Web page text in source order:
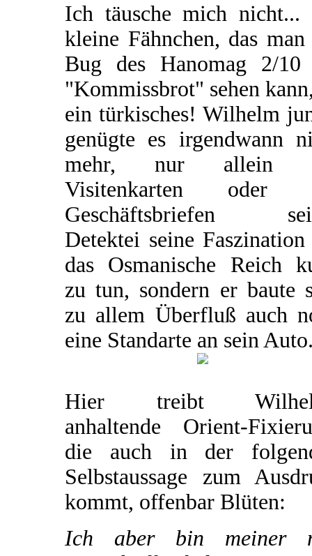
Ich täusche mich nicht...
kleine Fähnchen, das man
Bug des Hanomag 2/10
"Kommissbrot" sehen
ein türkisches! Wilhelm
genügte es irgendwann
mehr, nur allein
Visitenkarten oder
Geschäftsbriefen
Detektei seine
das Osmanische Reich
zu tun, sondern er baute
zu allem Überfluß auch
eine Standarte an sein
Hier treibt
anhaltende Orient-
die auch in der
Selbstaussage zum
kommt, offenbar Blüten:
Ich aber bin meiner